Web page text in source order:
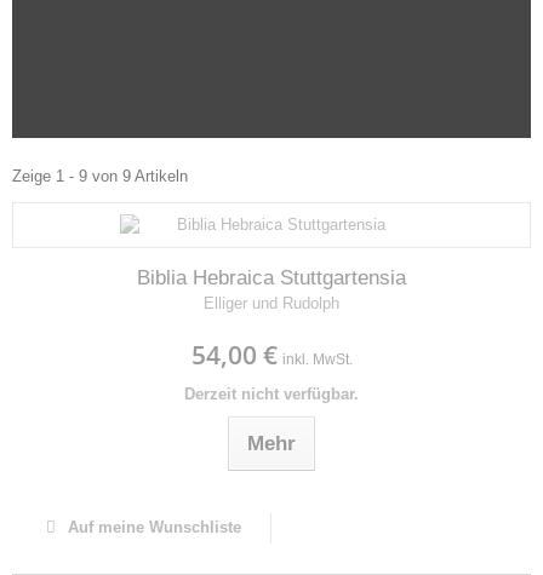
Zeige 1 - 9 von 9 Artikeln
Biblia Hebraica Stuttgartensia
Elliger und Rudolph
54,00 € inkl. MwSt.
Derzeit nicht verfügbar.
Mehr
Auf meine Wunschliste